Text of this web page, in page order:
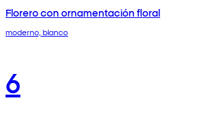
Florero con ornamentación floral
moderno, blanco
6